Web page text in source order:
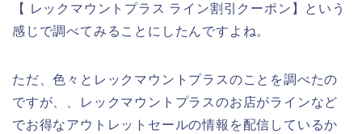
【 レックマウントプラス ライン割引クーポン】という
感じで調べてみることにしたんですよね。
ただ、色々とレックマウントプラスのことを調べたの
ですが、、レックマウントプラスのお店がラインなど
でお得なアウトレットセールの情報を配信しているか